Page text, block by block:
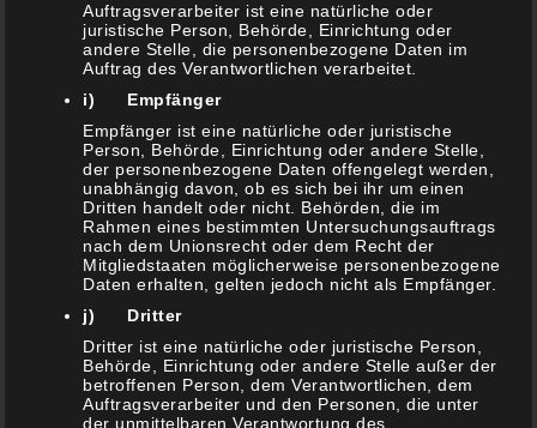
30. Januar 2021
1000 DANK
Flanksteak „Calzone“ Style
16. Januar 2021
Vitello Tonnato BBQ Style
9. Januar 2021
Marinierter Blumenkohl Griechische Art
6. Januar 2021
Auftragsverarbeiter ist eine natürliche oder
juristische Person, Behörde, Einrichtung oder
andere Stelle, die personenbezogene Daten im
Auftrag des Verantwortlichen verarbeitet.
i) Empfänger
Empfänger ist eine natürliche oder juristische
Person, Behörde, Einrichtung oder andere Stelle,
der personenbezogene Daten offengelegt werden,
unabhängig davon, ob es sich bei ihr um einen
Dritten handelt oder nicht. Behörden, die im
Rahmen eines bestimmten Untersuchungsauftrags
nach dem Unionsrecht oder dem Recht der
Mitgliedstaaten möglicherweise personenbezogene
Daten erhalten, gelten jedoch nicht als Empfänger.
j) Dritter
Dritter ist eine natürliche oder juristische Person,
Behörde, Einrichtung oder andere Stelle außer der
betroffenen Person, dem Verantwortlichen, dem
Auftragsverarbeiter und den Personen, die unter
der unmittelbaren Verantwortung des